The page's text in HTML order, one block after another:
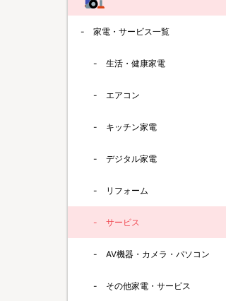
家電・サービス一覧
生活・健康家電
エアコン
キッチン家電
デジタル家電
リフォーム
サービス
AV機器・カメラ・パソコン
その他家電・サービス